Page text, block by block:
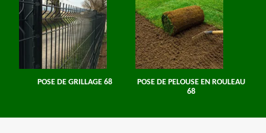
POSE DE GRILLAGE 68
POSE DE PELOUSE EN ROULEAU
68